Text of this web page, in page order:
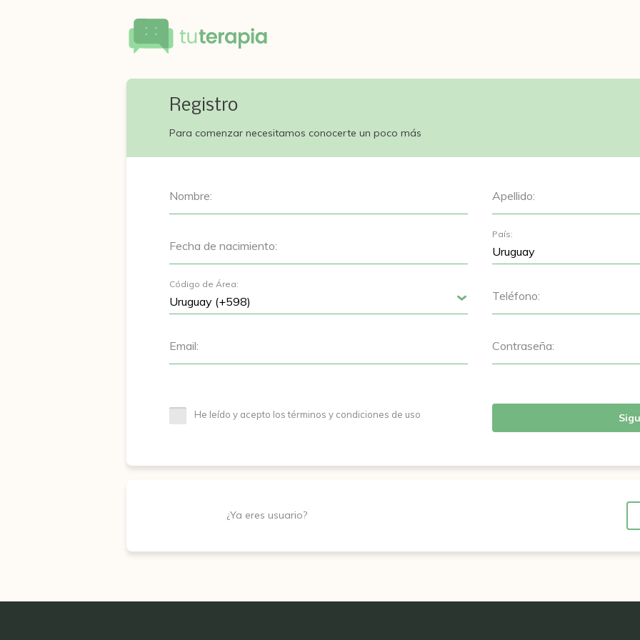
Registro
Para comenzar necesitamos conocerte un poco más
Nombre: Apellido:
Fecha de nacimiento:
País:
Código de Área:
Teléfono:
Email: Contraseña:
He leído y acepto los términos y condiciones de uso
¿Ya eres usuario?